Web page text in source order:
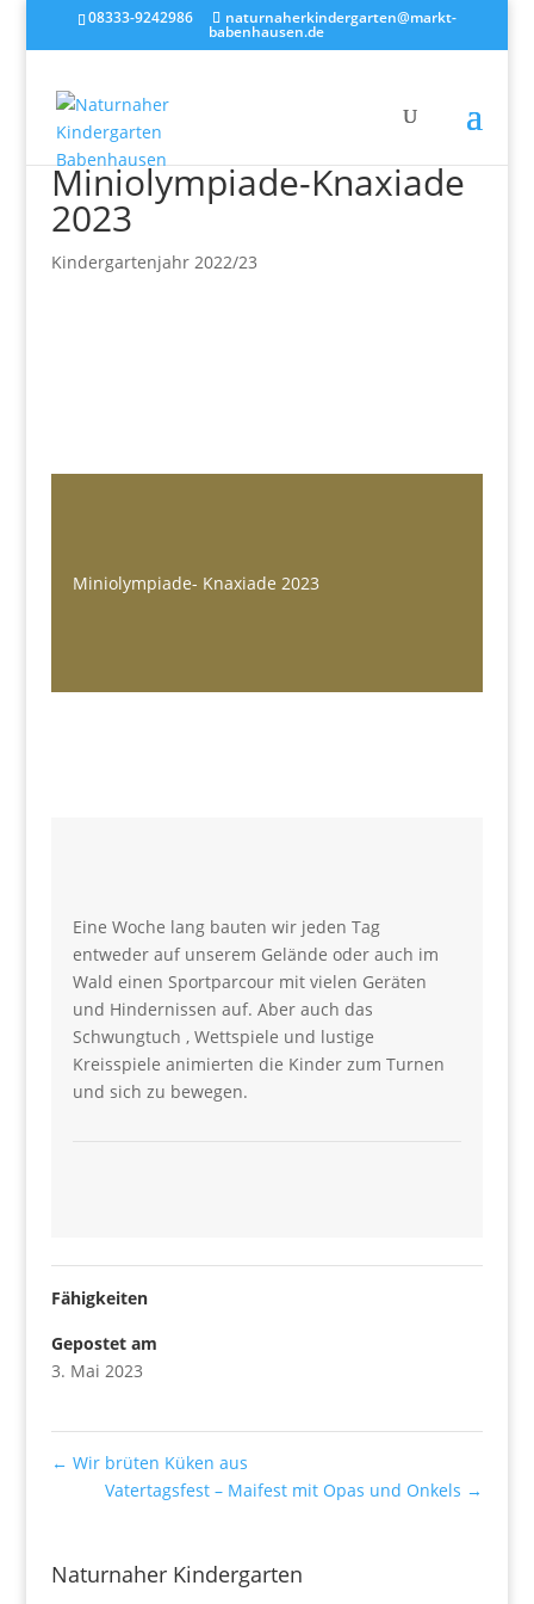
08333-9242986 naturnaherkindergarten@markt-
babenhausen.de
Miniolympiade-Knaxiade
2023
Kindergartenjahr 2022/23
Miniolympiade- Knaxiade 2023
Eine Woche lang bauten wir jeden Tag
entweder auf unserem Gelände oder auch im
Wald einen Sportparcour mit vielen Geräten
und Hindernissen auf. Aber auch das
Schwungtuch , Wettspiele und lustige
Kreisspiele animierten die Kinder zum Turnen
und sich zu bewegen.
Fähigkeiten
Gepostet am
3. Mai 2023
← Wir brüten Küken aus
Vatertagsfest – Maifest mit Opas und Onkels →
Naturnaher Kindergarten